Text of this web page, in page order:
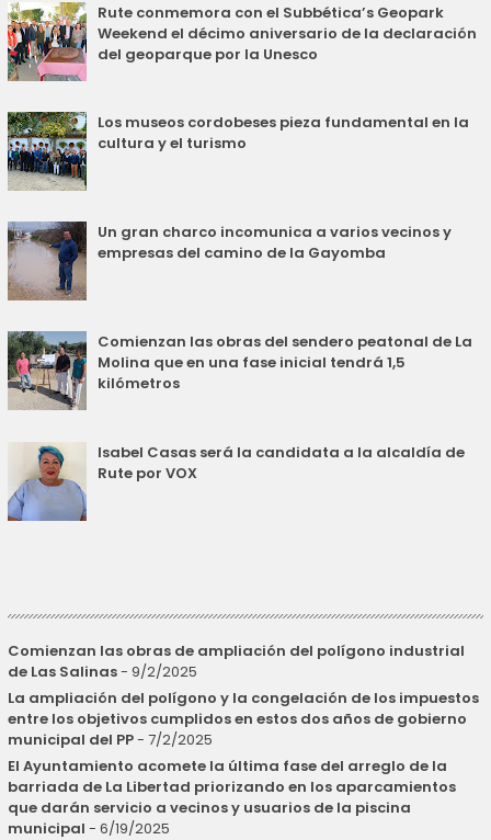
Rute conmemora con el Subbética’s Geopark
Weekend el décimo aniversario de la declaración
del geoparque por la Unesco
Los museos cordobeses pieza fundamental en la
cultura y el turismo
Un gran charco incomunica a varios vecinos y
empresas del camino de la Gayomba
Comienzan las obras del sendero peatonal de La
Molina que en una fase inicial tendrá 1,5
kilómetros
Isabel Casas será la candidata a la alcaldía de
Rute por VOX
Comienzan las obras de ampliación del polígono industrial
de Las Salinas- 9/2/2025
La ampliación del polígono y la congelación de los impuestos
entre los objetivos cumplidos en estos dos años de gobierno
municipal del PP- 7/2/2025
El Ayuntamiento acomete la última fase del arreglo de la
barriada de La Libertad priorizando en los aparcamientos
que darán servicio a vecinos y usuarios de la piscina
municipal - 6/19/2025